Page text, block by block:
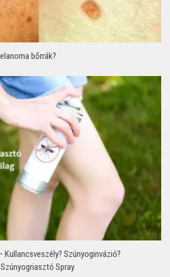
bőrrák?
Szúnyoginvázió?
Spray